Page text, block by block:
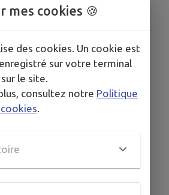
de communes du
d’Abondance inaugurera
le Centre d’interprétation de
patrimoine (CIAP), installé au
bâtiment emblématique.
l’Union européenne FEDER et
des Affaires Culturelles
samedi 20 juin 2026.
et août : tous les jours (sauf
juin : mercredi, samedi,
12h et de 14h à 17h30 et jeudi,
mes cookies 🍪
des cookies. Un cookie est
sur votre terminal
le site.
consultez notre Politique